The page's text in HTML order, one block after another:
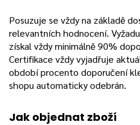
Posuzuje se vždy na základě
relevantních hodnocení.
získal vždy minimálně 90%
Certifikace vždy vyjadřuje
období procento doporučení
shopu automaticky odebrán.
Jak objednat zboží